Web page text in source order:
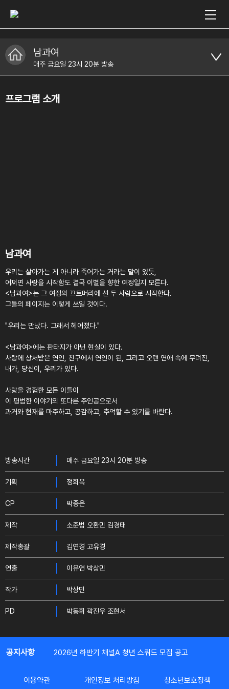
남과여
매주 금요일 23시 20분 방송
프로그램 소개
남과여
우리는 살아가는 게 아니라 죽어가는 거라는 말이 있듯,
어쩌면 사랑을 시작함도 결국 이별을 향한 여정일지 모른다.
<남과여>는 그 여정의 끄트머리에 선 두 사람으로 시작한다.
그들의 페이지는 이렇게 쓰일 것이다.
"우리는 만났다. 그래서 헤어졌다."
<남과여>에는 판타지가 아닌 현실이 있다.
사랑에 상처받은 연인, 친구에서 연인이 된, 그리고 오랜 연애 속에 무뎌진,
내가, 당신이, 우리가 있다.
사랑을 경험한 모든 이들이
이 평범한 이야기의 또다른 주인공으로서
과거와 현재를 마주하고, 공감하고, 추억할 수 있기를 바란다.
방송시간 매주 금요일 23시 20분 방송
기획 정회욱
CP 박종은
제작 소준범 오환민 김경태
제작총괄 김연경 고유경
연출 이유연 박상민
작가 박상민
PD 박동휘 곽진우 조현서
공지사항 2026년 하반기 채널A 청년 스쿼드 모집 공고
이용약관 개인정보 처리방침 청소년보호정책